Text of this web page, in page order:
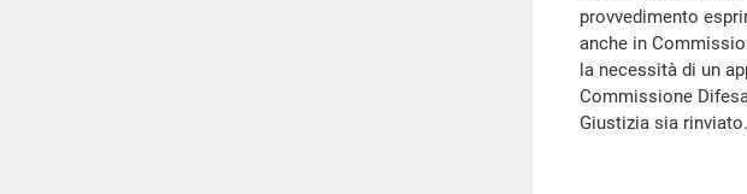
provvedimento
anche in
la necessità di un
Commissione
Giustizia sia